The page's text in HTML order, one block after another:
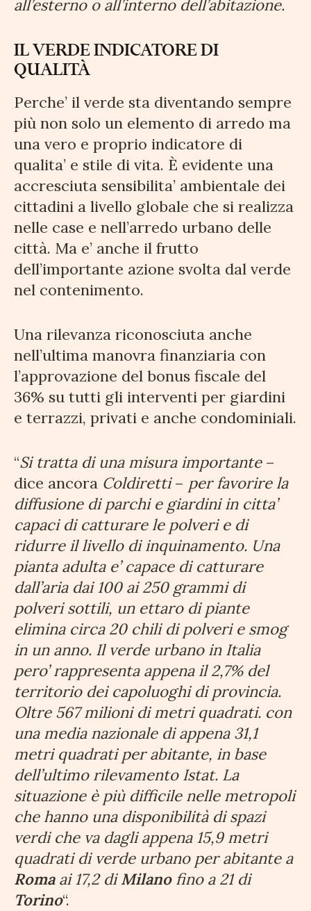
all’esterno o all’interno dell’abitazione.
IL VERDE INDICATORE DI
QUALITÀ
Perche’ il verde sta diventando sempre
più non solo un elemento di arredo ma
una vero e proprio indicatore di
qualita’ e stile di vita. È evidente una
accresciuta sensibilita’ ambientale dei
cittadini a livello globale che si realizza
nelle case e nell’arredo urbano delle
città. Ma e’ anche il frutto
dell’importante azione svolta dal verde
nel contenimento.
Una rilevanza riconosciuta anche
nell’ultima manovra finanziaria con
l’approvazione del bonus fiscale del
36% su tutti gli interventi per giardini
e terrazzi, privati e anche condominiali.
“Si tratta di una misura importante–
dice ancora Coldiretti– per favorire la
diffusione di parchi e giardini in citta’
capaci di catturare le polveri e di
ridurre il livello di inquinamento. Una
pianta adulta e’ capace di catturare
dall’aria dai 100 ai 250 grammi di
polveri sottili, un ettaro di piante
elimina circa 20 chili di polveri e smog
in un anno. Il verde urbano in Italia
pero’ rappresenta appena il 2,7% del
territorio dei capoluoghi di provincia.
Oltre 567 milioni di metri quadrati. con
una media nazionale di appena 31,1
metri quadrati per abitante, in base
dell’ultimo rilevamento Istat. La
situazione è più difficile nelle metropoli
che hanno una disponibilità di spazi
verdi che va dagli appena 15,9 metri
quadrati di verde urbano per abitante a
Romaai 17,2 diMilanofino a 21 di
Torino“.